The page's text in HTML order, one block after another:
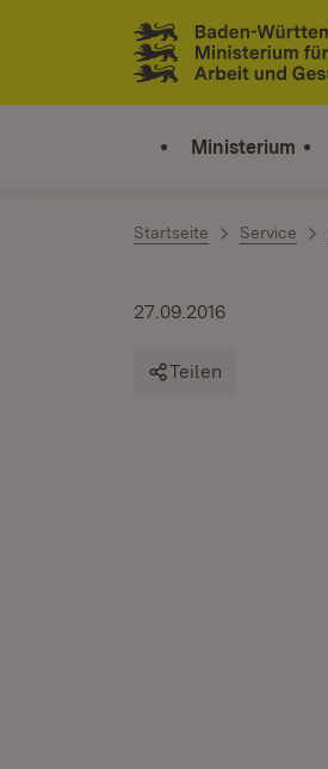
Zum Inhalt springen
Link zur Startseite
Ministerium
Startseite Service
27.09.2016
Teilen